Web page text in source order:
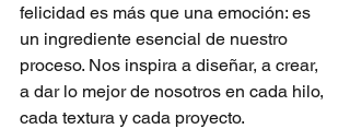
felicidad es más que una emoción: es
un ingrediente esencial de nuestro
proceso. Nos inspira a diseñar, a crear,
a dar lo mejor de nosotros en cada hilo,
cada textura y cada proyecto.